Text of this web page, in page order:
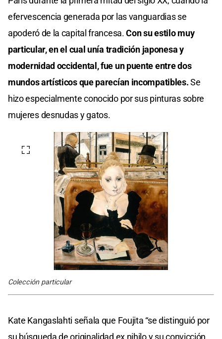
efervescencia generada por las vanguardias se
apoderó de la capital francesa.Con su estilo muy
particular, en el cual unía tradición japonesa y
modernidad occidental, fue un puente entre dos
mundos artísticos que parecían incompatibles.Se
hizo especialmente conocido por sus pinturas sobre
mujeres desnudas y gatos.
Colección particular
Kate Kangaslahti señala que Foujita “se distinguió por